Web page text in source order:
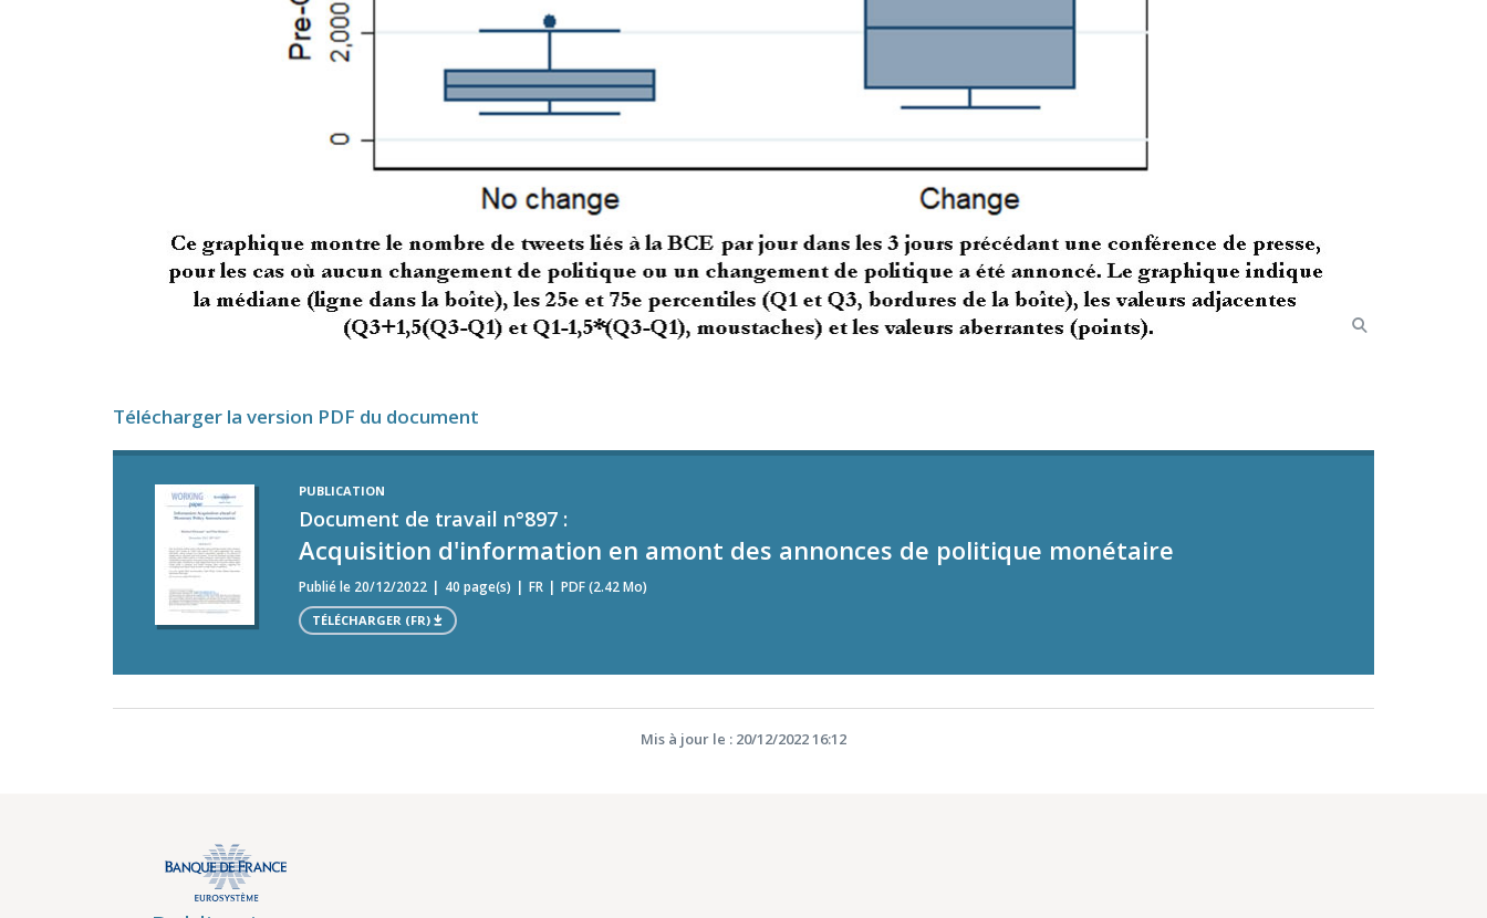
Télécharger la version PDF du document
PUBLICATION
Document de travail n°897 :
Acquisition d'information en amont des annonces de politique monétaire
Publié le 20/12/2022 40 page(s) FR PDF (2.42 Mo)
TÉLÉCHARGER (FR)
Mis à jour le : 20/12/2022 16:12